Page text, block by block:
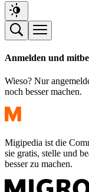
Anmelden und
Wieso? Nur
noch besser machen.
Migipedia ist die
sie gratis, stelle und
besser zu machen.